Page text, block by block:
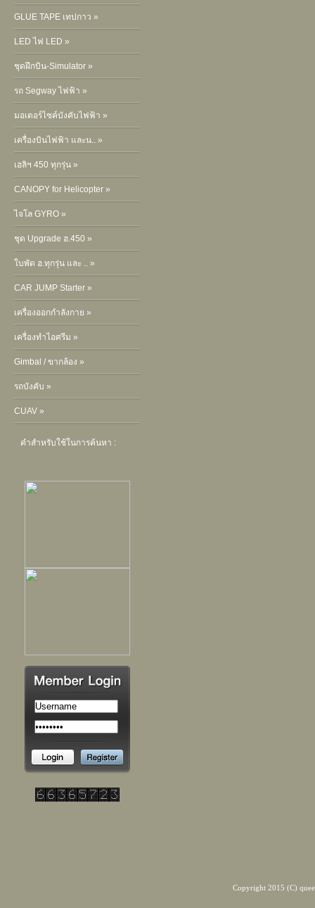
GLUE TAPE เทปกาว »
LED ไฟ LED »
ชุดฝึกบิน-Simulator »
รถ Segway ไฟฟ้า »
มอเตอร์ไซค์บังคับไฟฟ้า »
เครื่องบินไฟฟ้า และน.. »
เฮลิฯ 450 ทุกรุ่น »
CANOPY for Helicopter »
ไจโล GYRO »
ชุด Upgrade ฮ.450 »
ใบพัด ฮ.ทุกรุ่น และ .. »
CAR JUMP Starter »
เครื่องออกกำลังกาย »
เครื่องทำไอศรีม »
Gimbal / ขากล้อง »
รถบังคับ »
CUAV »
คำสำหรับใช้ในการค้นหา :
Copyright 2015 (C)